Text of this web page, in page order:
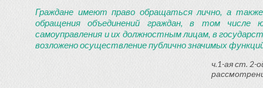
Граждане имеют право обращаться лично, а
обращения объединений граждан, в том числе
самоуправления и их должностным лицам, в
возложено осуществление публично значимых
ч.1-ая ст. 2-